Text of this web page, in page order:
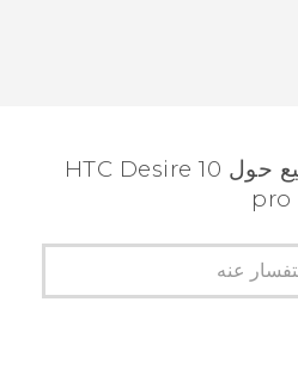
البحث عن المواضيع حول HTC Desire 10
pro